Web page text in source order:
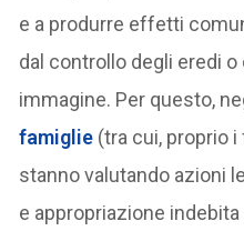
e a produrre effetti
dal controllo degli eredi
immagine. Per questo,
famiglie (tra cui, proprio
stanno valutando azioni
e appropriazione